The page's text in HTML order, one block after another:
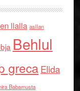
llalla asllan
Behlul
grecaElida
Babamusta